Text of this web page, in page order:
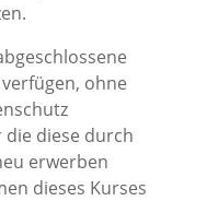
ohne
diese durch
erwerben
dieses Kurses